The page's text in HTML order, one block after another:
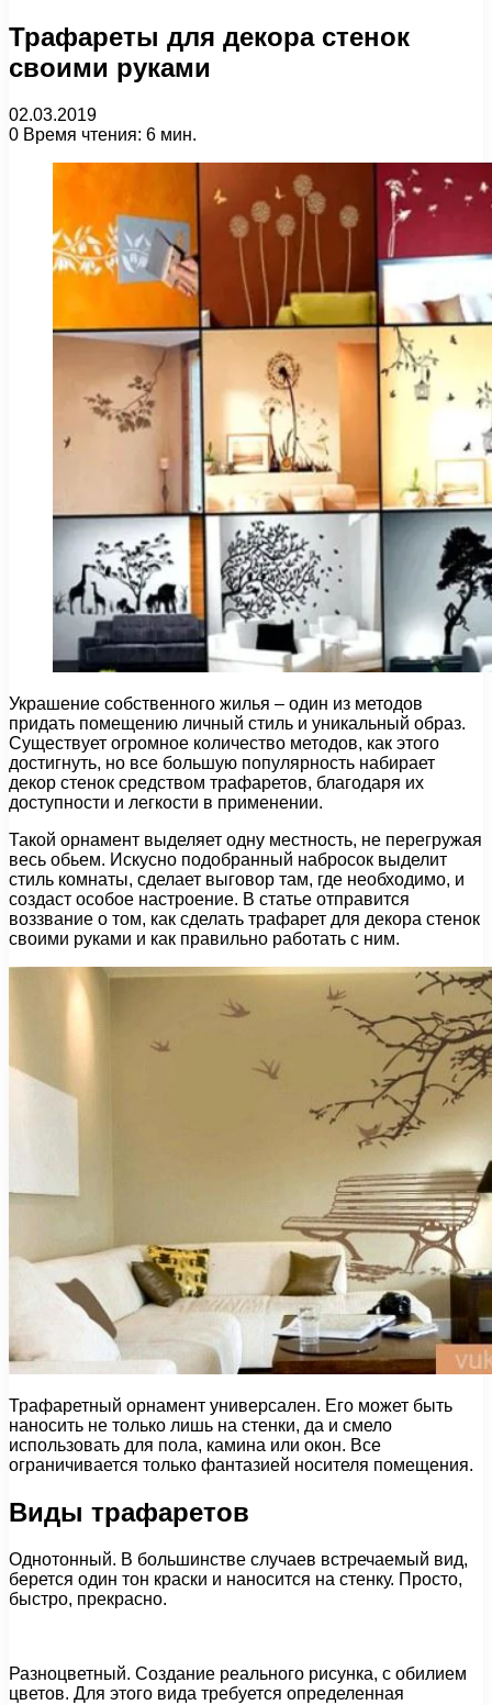
Трафареты для декора стенок
своими руками
02.03.2019
0 Время чтения: 6 мин.
Украшение собственного жилья – один из методов
придать помещению личный стиль и уникальный образ.
Существует огромное количество методов, как этого
достигнуть, но все большую популярность набирает
декор стенок средством трафаретов, благодаря их
доступности и легкости в применении.
Такой орнамент выделяет одну местность, не перегружая
весь обьем. Искусно подобранный набросок выделит
стиль комнаты, сделает выговор там, где необходимо, и
создаст особое настроение. В статье отправится
воззвание о том, как сделать трафарет для декора стенок
своими руками и как правильно работать с ним.
Трафаретный орнамент универсален. Его может быть
наносить не только лишь на стенки, да и смело
использовать для пола, камина или окон. Все
ограничивается только фантазией носителя помещения.
Виды трафаретов
Однотонный. В большинстве случаев встречаемый вид,
берется один тон краски и наносится на стенку. Просто,
быстро, прекрасно.
Разноцветный. Создание реального рисунка, с обилием
цветов. Для этого вида требуется определенная